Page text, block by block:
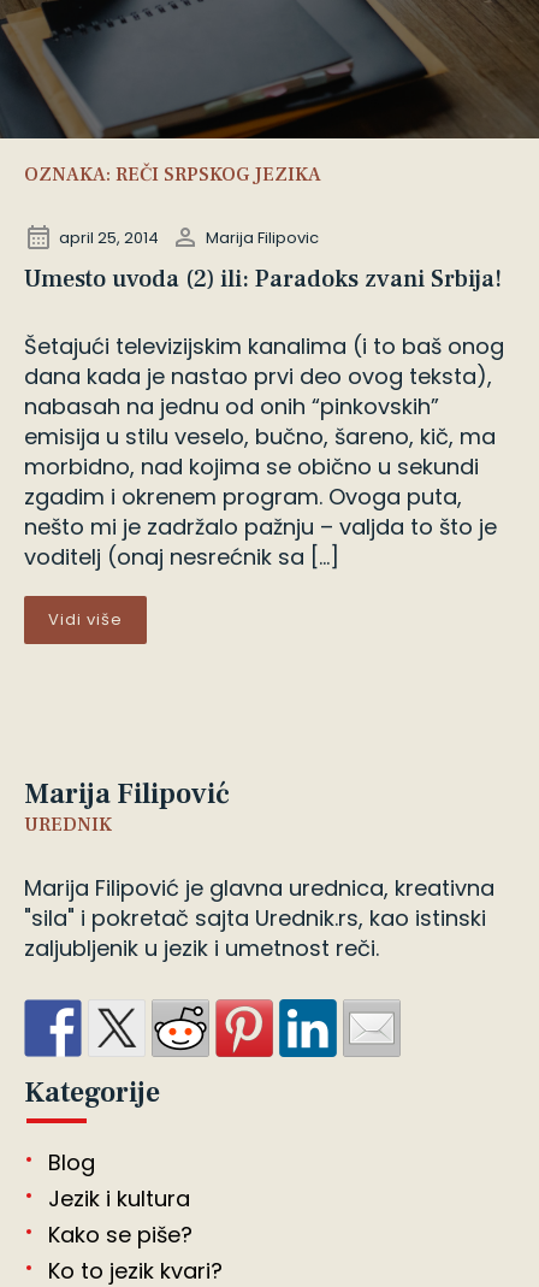
OZNAKA: REČI SRPSKOG JEZIKA
Marija Filipović
UREDNIK
Marija Filipović je glavna urednica, kreativna
"sila" i pokretač sajta Urednik.rs, kao istinski
zaljubljenik u jezik i umetnost reči.
Kategorije
Blog
Jezik i kultura
Kako se piše?
Ko to jezik kvari?
april 25, 2014 Marija Filipovic
Umesto uvoda (2) ili: Paradoks zvani Srbija!
Šetajući televizijskim kanalima (i to baš onog
dana kada je nastao prvi deo ovog teksta),
nabasah na jednu od onih “pinkovskih”
emisija u stilu veselo, bučno, šareno, kič, ma
morbidno, nad kojima se obično u sekundi
zgadim i okrenem program. Ovoga puta,
nešto mi je zadržalo pažnju – valjda to što je
voditelj (onaj nesrećnik sa […]
Vidi više